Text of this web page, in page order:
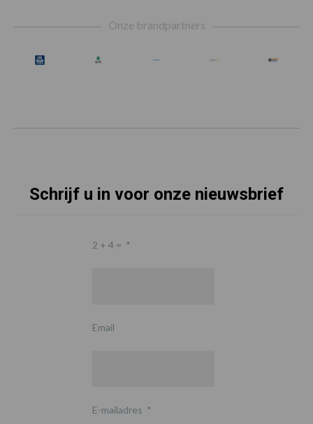
Onze brandpartners
Schrijf u in voor onze nieuwsbrief
2 + 4 = *
Email
E-mailadres *